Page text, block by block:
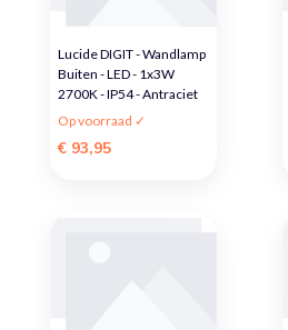
Lucide DIGIT - Wandlamp
Buiten - LED - 1x3W
2700K - IP54 - Antraciet
Op voorraad ✓
€ 93,95